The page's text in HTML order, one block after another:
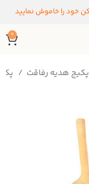
خود را خاموش نمایید
0